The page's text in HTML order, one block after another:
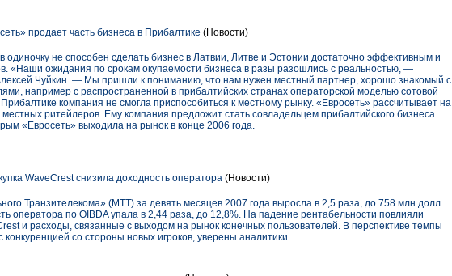
продает часть бизнеса в Прибалтике (Новости)
не способен сделать бизнес в Латвии, Литве и Эстонии достаточно эффективным и
«Наши ожидания по срокам окупаемости бизнеса в разы разошлись с реальностью, —
Чуйкин. — Мы пришли к пониманию, что нам нужен местный партнер, хорошо знакомый с
например с распространенной в прибалтийских странах операторской моделью сотовой
компания не смогла приспособиться к местному рынку. «Евросеть» рассчитывает на
ритейлеров. Ему компания предложит стать совладельцем прибалтийского бизнеса
«Евросеть» выходила на рынок в конце 2006 года.
WaveCrest снизила доходность оператора (Новости)
Транзителекома» (МТТ) за девять месяцев 2007 года выросла в 2,5 раза, до 758 млн долл.
оператора по OIBDA упала в 2,44 раза, до 12,8%. На падение рентабельности повлияли
и расходы, связанные с выходом на рынок конечных пользователей. В перспективе темпы
конкуренцией со стороны новых игроков, уверены аналитики.